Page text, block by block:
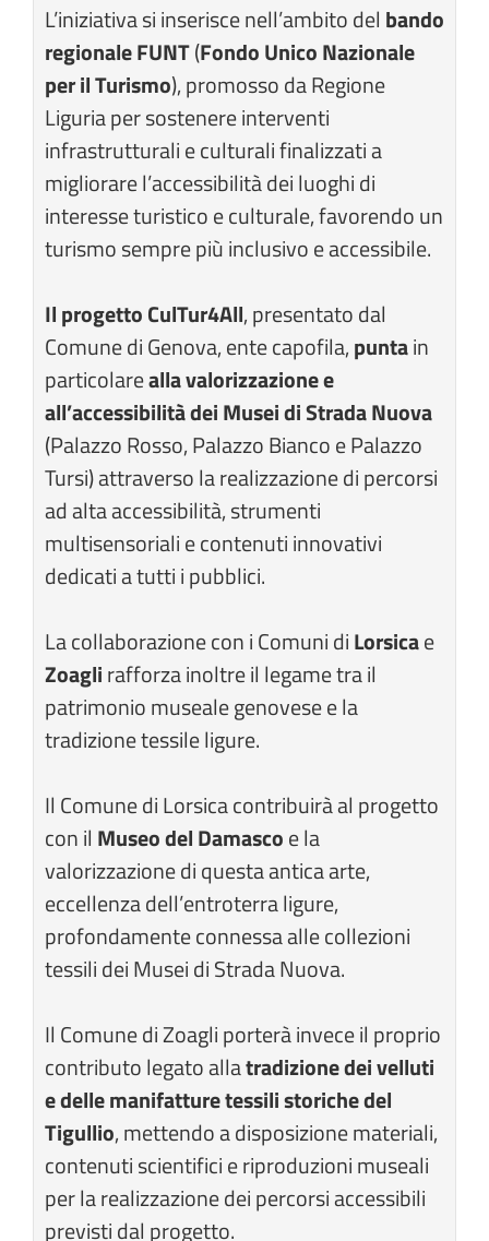
L’iniziativa si inserisce nell’ambito del bando
regionale FUNT(Fondo Unico Nazionale
per il Turismo), promosso da Regione
Liguria per sostenere interventi
infrastrutturali e culturali finalizzati a
migliorare l’accessibilità dei luoghi di
interesse turistico e culturale, favorendo un
turismo sempre più inclusivo e accessibile.
Il progetto CulTur4All, presentato dal
Comune di Genova, ente capofila,puntain
particolarealla valorizzazione e
all’accessibilità dei Musei di Strada Nuova
(Palazzo Rosso, Palazzo Bianco e Palazzo
Tursi) attraverso la realizzazione di percorsi
ad alta accessibilità, strumenti
multisensoriali e contenuti innovativi
dedicati a tutti i pubblici.
La collaborazione con i Comuni diLorsicae
Zoaglirafforza inoltre il legame tra il
patrimonio museale genovese e la
tradizione tessile ligure.
Il Comune di Lorsica contribuirà al progetto
con il Museo del Damascoe la
valorizzazione di questa antica arte,
eccellenza dell’entroterra ligure,
profondamente connessa alle collezioni
tessili dei Musei di Strada Nuova.
Il Comune di Zoagli porterà invece il proprio
contributo legato allatradizione dei velluti
e delle manifatture tessili storiche del
Tigullio, mettendo a disposizione materiali,
contenuti scientifici e riproduzioni museali
per la realizzazione dei percorsi accessibili
previsti dal progetto.